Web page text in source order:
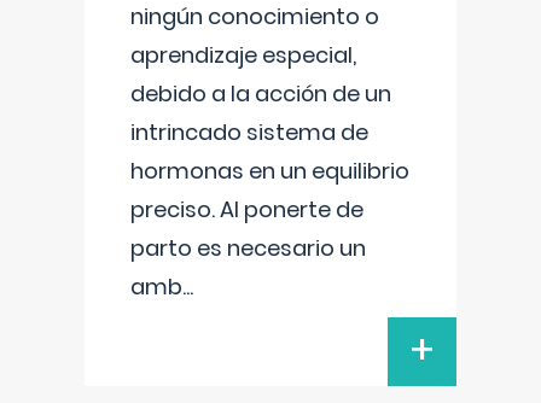
ningún conocimiento o
aprendizaje especial,
debido a la acción de un
intrincado sistema de
hormonas en un equilibrio
preciso. Al ponerte de
parto es necesario un
amb...
+